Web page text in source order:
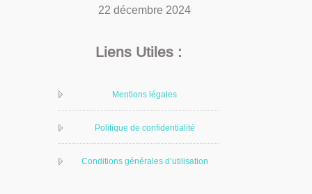
22 décembre 2024
Liens Utiles :
Mentions légales
Politique de confidentialité
Conditions générales d’utilisation